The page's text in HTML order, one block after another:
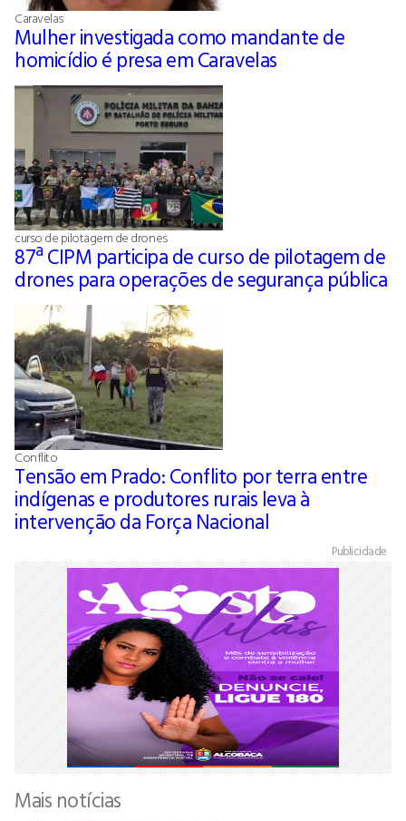
Caravelas
Mulher investigada como mandante de
homicídio é presa em Caravelas
curso de pilotagem de drones
87ª CIPM participa de curso de pilotagem de
drones para operações de segurança pública
Conflito
Tensão em Prado: Conflito por terra entre
indígenas e produtores rurais leva à
intervenção da Força Nacional
Publicidade
Mais notícias